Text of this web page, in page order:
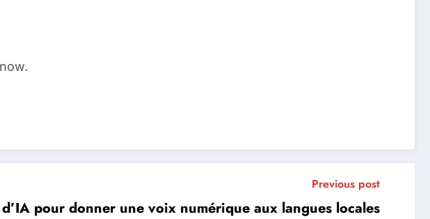
now.
Previous post
pour donner une voix numérique aux langues locales